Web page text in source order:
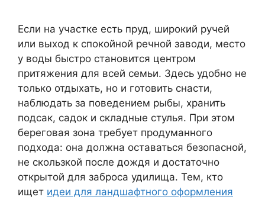
Если на участке есть пруд, широкий ручей
или выход к спокойной речной заводи, место
у воды быстро становится центром
притяжения для всей семьи. Здесь удобно не
только отдыхать, но и готовить снасти,
наблюдать за поведением рыбы, хранить
подсак, садок и складные стулья. При этом
береговая зона требует продуманного
подхода: она должна оставаться безопасной,
не скользкой после дождя и достаточно
открытой для заброса удилища. Тем, кто
ищет идеи для ландшафтного оформления